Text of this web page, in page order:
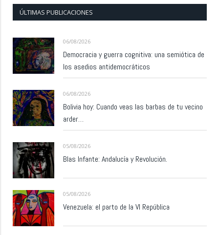
ÚLTIMAS PUBLICACIONES
06/08/2026
Democracia y guerra cognitiva: una semiótica de
los asedios antidemocráticos
06/08/2026
Bolivia hoy: Cuando veas las barbas de tu vecino
arder…
05/08/2026
Blas Infante: Andalucía y Revolución.
05/08/2026
Venezuela: el parto de la VI República